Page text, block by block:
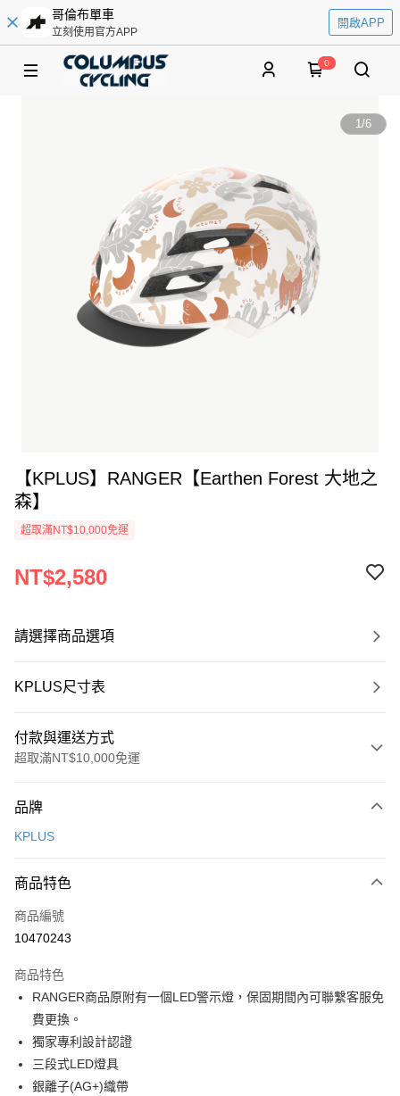
哥倫布單車
立刻使用官方APP
開啟APP
0
1/6
【KPLUS】RANGER【Earthen Forest 大地之
森】
超取滿NT$10,000免運
NT$2,580
請選擇商品選項
KPLUS尺寸表
付款與運送方式
超取滿NT$10,000免運
信用卡一次付款
Apple Pay
ATM付款
全家取貨付款
每筆NT$90
付款後全家取貨
每筆NT$90
品牌
KPLUS
商品特色
商品編號
10470243
商品特色
RANGER商品原附有一個LED警示燈，保固期間內可聯繫客服免
費更換。
獨家專利設計認證
三段式LED燈具
銀離子(AG+)織帶